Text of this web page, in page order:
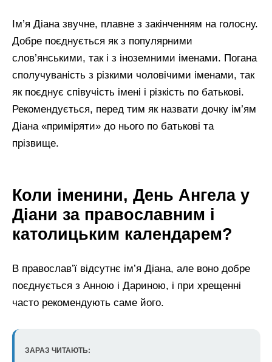
Ім’я Діана звучне, плавне з закінченням на голосну.
Добре поєднується як з популярними
слов’янськими, так і з іноземними іменами. Погана
сполучуваність з різкими чоловічими іменами, так
як поєднує співучість імені і різкість по батькові.
Рекомендується, перед тим як назвати дочку ім’ям
Діана «приміряти» до нього по батькові та
прізвище.
Коли іменини, День Ангела у
Діани за православним і
католицьким календарем?
В православ’ї відсутнє ім’я Діана, але воно добре
поєднується з Анною і Дариною, і при хрещенні
часто рекомендують саме його.
ЗАРАЗ ЧИТАЮТЬ: